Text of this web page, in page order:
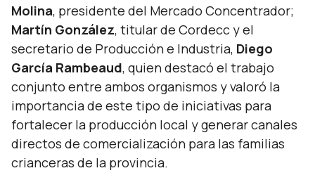
Molina, presidente del Mercado Concentrador;
Martín González, titular de Cordecc y el
secretario de Producción e Industria, Diego
García Rambeaud, quien destacó el trabajo
conjunto entre ambos organismos y valoró la
importancia de este tipo de iniciativas para
fortalecer la producción local y generar canales
directos de comercialización para las familias
crianceras de la provincia.